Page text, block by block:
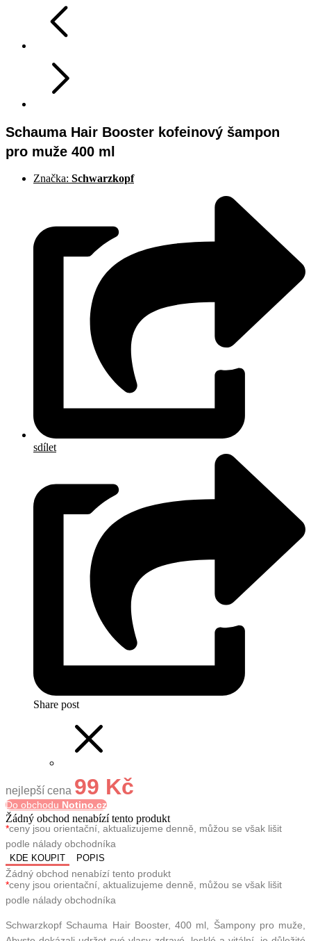
Schauma Hair Booster kofeinový šampon
pro muže 400 ml
Značka: Schwarzkopf
sdílet
Share post
nejlepší cena 99 Kč
Do obchodu Notino.cz
Žádný obchod nenabízí tento produkt
*ceny jsou orientační, aktualizujeme denně, můžou se však lišit
podle nálady obchodníka
KDE KOUPIT POPIS
Žádný obchod nenabízí tento produkt
*ceny jsou orientační, aktualizujeme denně, můžou se však lišit
podle nálady obchodníka
Schwarzkopf Schauma Hair Booster, 400 ml, Šampony pro muže,